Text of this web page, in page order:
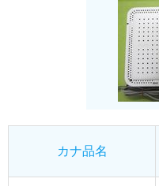
カナ品名